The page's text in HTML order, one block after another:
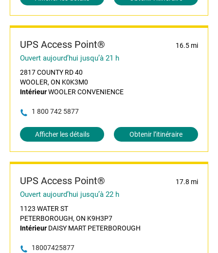
UPS Access Point® 16.5 mi
Ouvert aujourd’hui jusqu’à 21 h
2817 COUNTY RD 40
WOOLER, ON K0K3M0
IntérieurWOOLER CONVENIENCE
1 800 742 5877
Afficher les détails Obtenir l’itinéraire
UPS Access Point® 17.8 mi
Ouvert aujourd’hui jusqu’à 22 h
1123 WATER ST
PETERBOROUGH, ON K9H3P7
Intérieur DAISY MART PETERBOROUGH
18007425877